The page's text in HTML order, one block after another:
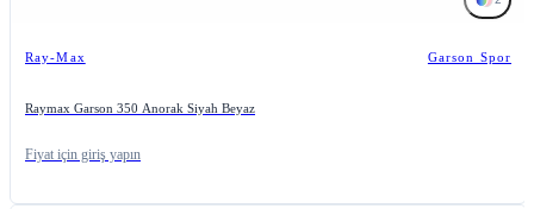
Ray-Max Garson Spor
Raymax Garson 350 Anorak Siyah Beyaz
Fiyat için giriş yapın